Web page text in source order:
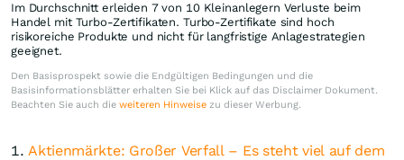
Im Durchschnitt erleiden 7 von 10 Kleinanlegern Verluste beim
Handel mit Turbo-Zertifikaten. Turbo-Zertifikate sind hoch
risikoreiche Produkte und nicht für langfristige Anlagestrategien
geeignet.
Den Basisprospekt sowie die Endgültigen Bedingungen und die
Basisinformationsblätter erhalten Sie bei Klick auf das Disclaimer Dokument.
Beachten Sie auch die weiteren Hinweise zu dieser Werbung.
1.Aktienmärkte: Großer Verfall – Es steht viel auf dem